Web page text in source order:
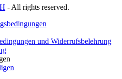
- All rights reserved.
und Widerrufsbelehrung